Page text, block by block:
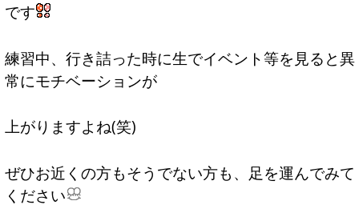
です
練習中、行き詰った時に生でイベント等を見ると異
常にモチベーションが
上がりますよね(笑)
ぜひお近くの方もそうでない方も、足を運んでみて
ください